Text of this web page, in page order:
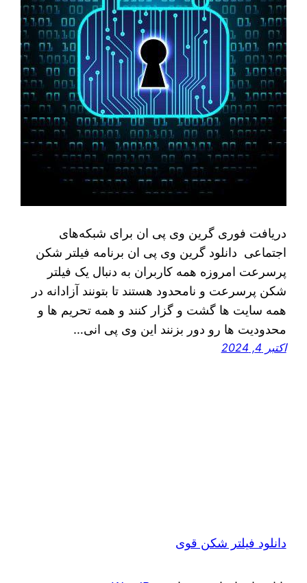
دریافت فوری گرین وی پی ان برای شبکه‌های
اجتماعی دانلود گرین وی پی ان برنامه فیلتر شکن
پرسرعت امروزه همه کاربران به دنبال یک فیلتر
شکن پرسرعت و نامحدود هستند تا بتونند آزادانه در
همه سایت ها گشت و گزار کنند و همه تحریم ها و
محدودیت ها رو دور بزنند این وی پی انی…
اکتبر 4, 2024
دانلود فیلتر شکن قوی